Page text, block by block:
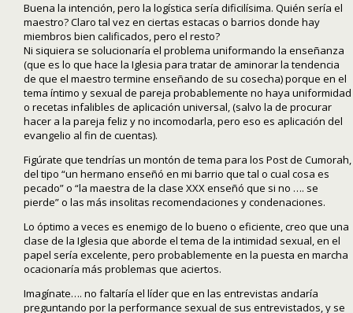
Buena la intención, pero la logística sería dificilísima. Quién sería el
maestro? Claro tal vez en ciertas estacas o barrios donde hay
miembros bien calificados, pero el resto?
Ni siquiera se solucionaría el problema uniformando la enseñanza
(que es lo que hace la Iglesia para tratar de aminorar la tendencia
de que el maestro termine enseñando de su cosecha) porque en el
tema íntimo y sexual de pareja probablemente no haya uniformidad
o recetas infalibles de aplicación universal, (salvo la de procurar
hacer a la pareja feliz y no incomodarla, pero eso es aplicación del
evangelio al fin de cuentas).
Figúrate que tendrías un montón de tema para los Post de Cumorah,
del tipo “un hermano enseñó en mi barrio que tal o cual cosa es
pecado” o “la maestra de la clase XXX enseñó que si no …. se
pierde” o las más insolitas recomendaciones y condenaciones.
Lo óptimo a veces es enemigo de lo bueno o eficiente, creo que una
clase de la Iglesia que aborde el tema de la intimidad sexual, en el
papel sería excelente, pero probablemente en la puesta en marcha
ocacionaría más problemas que aciertos.
Imagínate…. no faltaría el líder que en las entrevistas andaría
preguntando por la performance sexual de sus entrevistados, y se